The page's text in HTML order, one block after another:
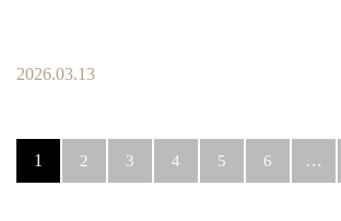
2026.03.13
1 2 3 4 5 6 …